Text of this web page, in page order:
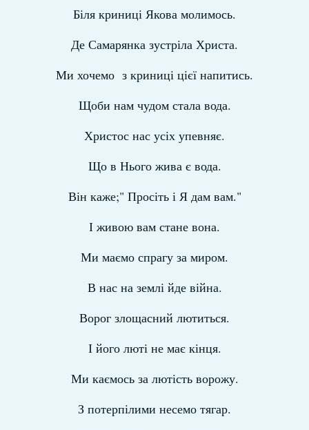
Біля криниці Якова молимось.
Де Самарянка зустріла Христа.
Ми хочемо з криниці цієї напитись.
Щоби нам чудом стала вода.
Христос нас усіх упевняє.
Що в Нього жива є вода.
Він каже;" Просіть і Я дам вам."
І живою вам стане вона.
Ми маємо спрагу за миром.
В нас на землі йде війна.
Ворог злощасний лютиться.
І його люті не має кінця.
Ми каємось за лютість ворожу.
З потерпілими несемо тягар.